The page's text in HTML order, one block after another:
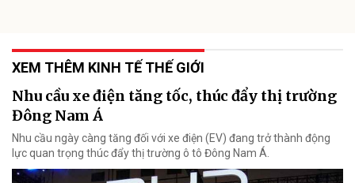
XEM THÊM KINH TẾ THẾ GIỚI
Nhu cầu xe điện tăng tốc, thúc đẩy thị trường
Đông Nam Á
Nhu cầu ngày càng tăng đối với xe điện (EV) đang trở thành động
lực quan trọng thúc đẩy thị trường ô tô Đông Nam Á.